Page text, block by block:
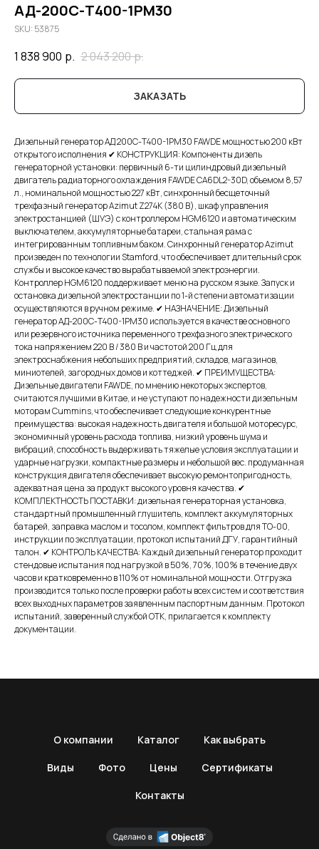
АД-200С-Т400-1РМ30
SKU: 53875
1 838 900 р. 2 043 200р.
ЗАКАЗАТЬ
Дизельный генератор АД 200С-Т400-1РМ30 FAWDE мощностью 200 кВт
открытого исполнения ✔ КОНСТРУКЦИЯ: Компоненты дизель
генераторной установки: первичный 6-ти цилиндровый дизельный
двигатель радиаторного охлаждения FAWDE CA6DL2-30D, объемом 8,57
л., номинальной мощностью 227 кВт, синхронный бесщеточный
трехфазный генератор Azimut Z274K (380 В), шкаф управления
электростанцией (ШУЭ) с контроллером HGM6120 и автоматическим
выключателем, аккумуляторные батареи, стальная рама с
интегрированным топливным баком. Синхронный генератор Azimut
произведен по технологии Stamford, что обеспечивает длительный срок
службы и высокое качество вырабатываемой электроэнергии.
Контроллер HGM6120 поддерживает меню на русском языке. Запуск и
остановка дизельной электростанции по 1-й степени автоматизации
осуществляются в ручном режиме. ✔ НАЗНАЧЕНИЕ: Дизельный
генератор АД-200С-T400-1РМ30 используется в качестве основного
или резервного источника переменного трехфазного электрического
тока напряжением 220 В / 380 В и частотой 200 Гц для
электроснабжения небольших предприятий, складов, магазинов,
миниотелей, загородных домов и коттеджей. ✔ ПРЕИМУЩЕСТВА:
Дизельные двигатели FAWDE, по мнению некоторых экспертов,
считаются лучшими в Китае, и не уступают по надежности дизельным
моторам Cummins, что обеспечивает следующие конкурентные
преимущества: высокая надежность двигателя и большой моторесурс,
экономичный уровень расхода топлива, низкий уровень шума и
вибраций, способность выдерживать тяжелые условия эксплуатации и
ударные нагрузки, компактные размеры и небольшой вес. продуманная
конструкция двигателя обеспечивает высокую ремонтопригодность,
адекватная цена за продукт высокого уровня качества. ✔
КОМПЛЕКТНОСТЬ ПОСТАВКИ: дизельная генераторная установка,
стандартный промышленный глушитель, комплект аккумуляторных
батарей, заправка маслом и тосолом, комплект фильтров для ТО-00,
инструкции по эксплуатации, протокол испытаний ДГУ, гарантийный
талон. ✔ КОНТРОЛЬ КАЧЕСТВА: Каждый дизельный генератор проходит
стендовые испытания под нагрузкой в 50%, 70%, 100% в течение двух
часов и кратковременно в 110% от номинальной мощности. Отгрузка
производится только после проверки работы всех систем и соответствия
всех выходных параметров заявленным паспортным данным. Протокол
испытаний, заверенный службой ОТК, прилагается к комплекту
документации.
О компании Каталог Как выбрать
Виды Фото Цены Сертификаты
Контакты